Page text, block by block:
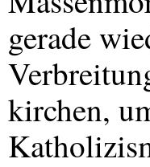
gerade
kirchen,